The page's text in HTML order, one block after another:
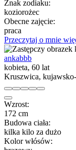
Znak zodiaku:
koziorożec
Obecne zajęcie:
praca
Przeczytaj o mnie
ankabbb
kobieta, 60 lat
Kruszwica,
Wzrost:
172 cm
Budowa ciała:
kilka kilo za dużo
Kolor włósów: